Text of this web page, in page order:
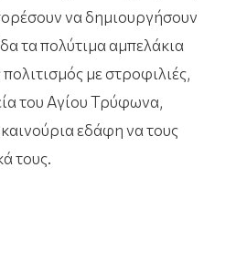
να δημιουργήσουν
τα πολύτιμα αμπελάκια
με στροφιλιές,
του Αγίου Τρύφωνα,
εδάφη να τους
τους.